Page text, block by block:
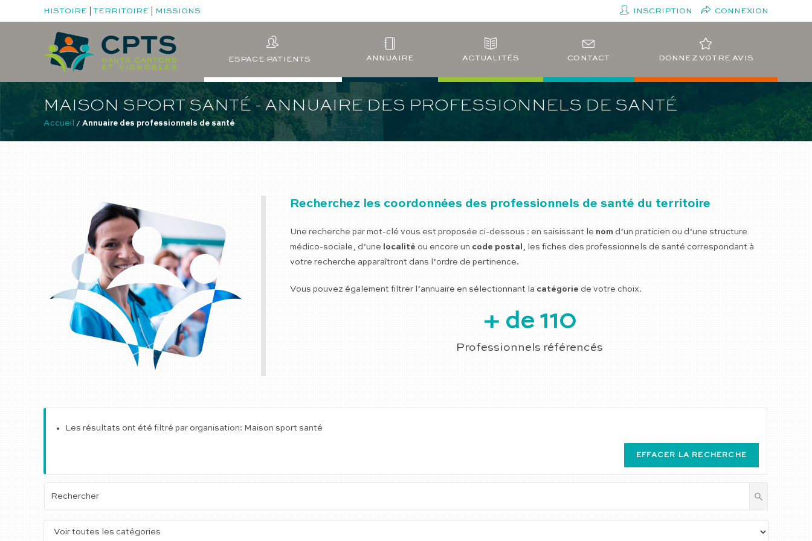
INSCRIPTION CONNEXION
HISTOIRE TERRITOIRE MISSIONS
ESPACE PATIENTS ANNUAIRE ACTUALITÉS CONTACT DONNEZ VOTRE AVIS
MAISON SPORT SANTÉ - ANNUAIRE DES PROFESSIONNELS DE SANTÉ
Accueil / Annuaire des professionnels de santé
Recherchez les coordonnées des professionnels de santé du territoire
Une recherche par mot-clé vous est proposée ci-dessous : en saisissant le nom d’un praticien ou d’une structure
médico-sociale, d’une
localité ou encore un code postal , les fiches des professionnels de santé correspondant à
votre recherche apparaîtront dans l’ordre de pertinence.
Vous pouvez également filtrer l’annuaire en sélectionnant la catégorie de votre choix.
Professionnels référencés
+ de 110
Les résultats ont été filtré par organisation: Maison sport santé
EFFACER LA RECHERCHE